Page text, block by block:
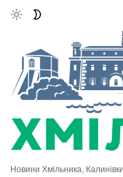
Новини Хмільника,